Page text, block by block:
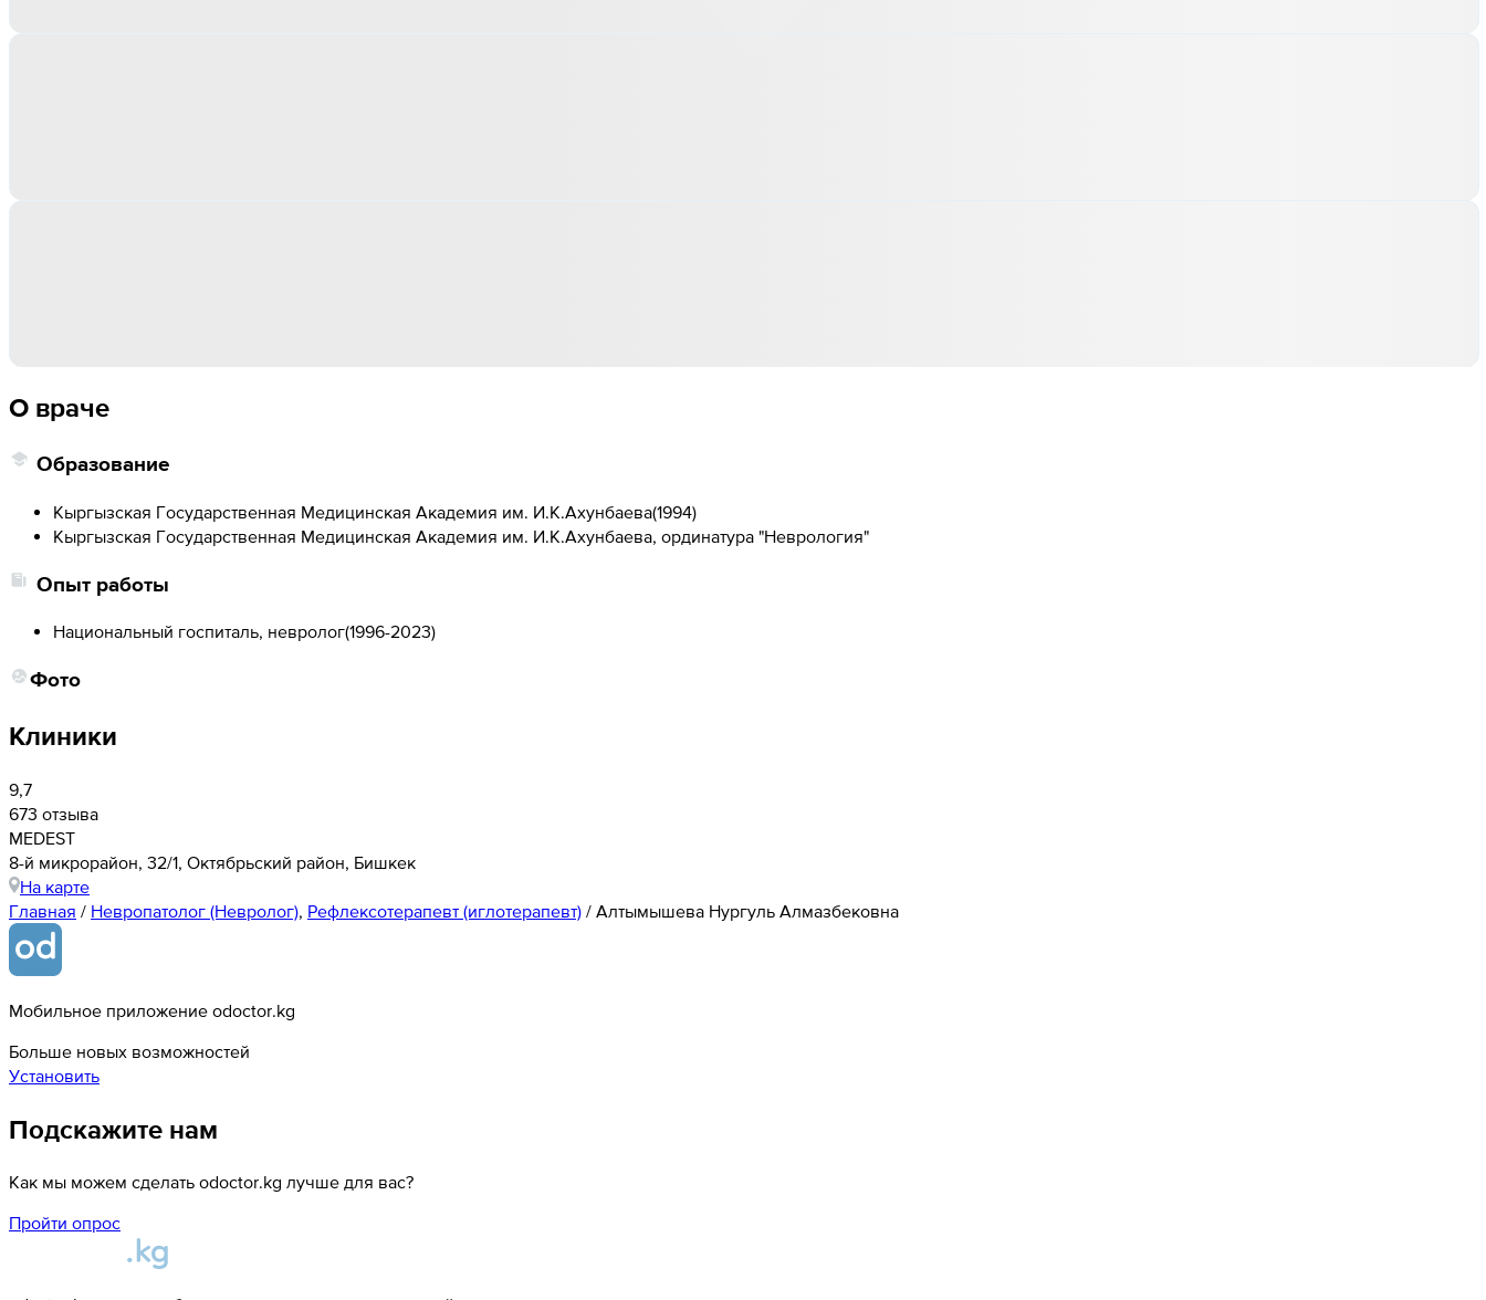
О враче
Образование
Кыргызская Государственная Медицинская Академия им. И.К.Ахунбаева(1994)
Кыргызская Государственная Медицинская Академия им. И.К.Ахунбаева, ординатура "Неврология"
Опыт работы
Национальный госпиталь, невролог(1996-2023)
Фото
Клиники
9,7
673 отзыва
MEDEST
8-й микрорайон, 32/1, Октябрьский район, Бишкек
На карте
Главная / Невропатолог (Невролог), Рефлексотерапевт (иглотерапевт) / Алтымышева Нургуль Алмазбековна
Мобильное приложение odoctor.kg
Больше новых возможностей
Установить
Подскажите нам
Как мы можем сделать odoctor.kg лучше для вас?
Пройти опрос